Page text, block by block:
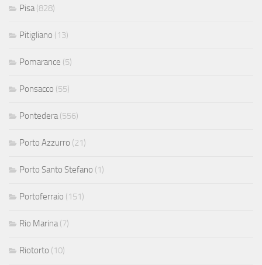
Pisa (828)
Pitigliano (13)
Pomarance (5)
Ponsacco (55)
Pontedera (556)
Porto Azzurro (21)
Porto Santo Stefano (1)
Portoferraio (151)
Rio Marina (7)
Riotorto (10)